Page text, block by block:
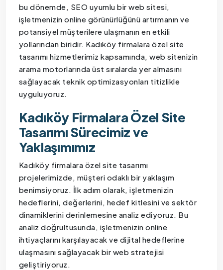
bu dönemde, SEO uyumlu bir web sitesi,
işletmenizin online görünürlüğünü artırmanın ve
potansiyel müşterilere ulaşmanın en etkili
yollarından biridir. Kadıköy firmalara özel site
tasarımı hizmetlerimiz kapsamında, web sitenizin
arama motorlarında üst sıralarda yer almasını
sağlayacak teknik optimizasyonları titizlikle
uyguluyoruz.
Kadıköy Firmalara Özel Site
Tasarımı Sürecimiz ve
Yaklaşımımız
Kadıköy firmalara özel site tasarımı
projelerimizde, müşteri odaklı bir yaklaşım
benimsiyoruz. İlk adım olarak, işletmenizin
hedeflerini, değerlerini, hedef kitlesini ve sektör
dinamiklerini derinlemesine analiz ediyoruz. Bu
analiz doğrultusunda, işletmenizin online
ihtiyaçlarını karşılayacak ve dijital hedeflerine
ulaşmasını sağlayacak bir web stratejisi
geliştiriyoruz.